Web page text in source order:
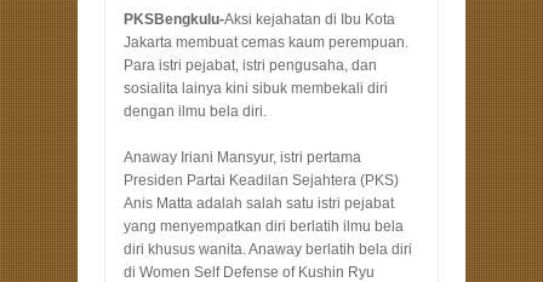
PKSBengkulu-Aksi kejahatan di Ibu Kota
Jakarta membuat cemas kaum perempuan.
Para istri pejabat, istri pengusaha, dan
sosialita lainya kini sibuk membekali diri
dengan ilmu bela diri.
Anaway Iriani Mansyur, istri pertama
Presiden Partai Keadilan Sejahtera (PKS)
Anis Matta adalah salah satu istri pejabat
yang menyempatkan diri berlatih ilmu bela
diri khusus wanita. Anaway berlatih bela diri
di Women Self Defense of Kushin Ryu